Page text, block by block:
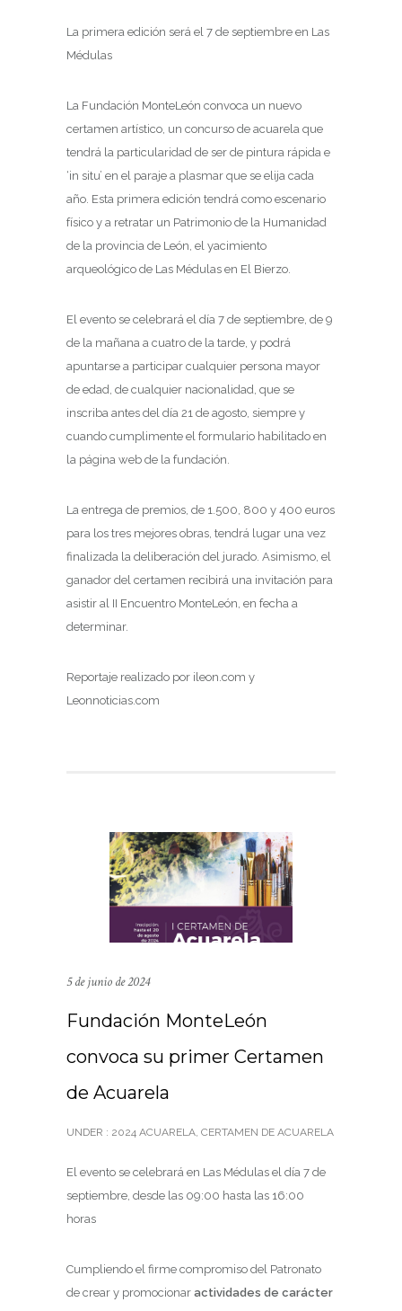
La primera edición será el 7 de septiembre en Las
Médulas
La Fundación MonteLeón convoca un nuevo
certamen artístico, un concurso de acuarela que
tendrá la particularidad de ser de pintura rápida e
‘in situ’ en el paraje a plasmar que se elija cada
año. Esta primera edición tendrá como escenario
físico y a retratar un Patrimonio de la Humanidad
de la provincia de León, el yacimiento
arqueológico de Las Médulas en El Bierzo.
El evento se celebrará el día 7 de septiembre, de 9
de la mañana a cuatro de la tarde, y podrá
apuntarse a participar cualquier persona mayor
de edad, de cualquier nacionalidad, que se
inscriba antes del día 21 de agosto, siempre y
cuando cumplimente el formulario habilitado en
la página web de la fundación.
La entrega de premios, de 1.500, 800 y 400 euros
para los tres mejores obras, tendrá lugar una vez
finalizada la deliberación del jurado. Asimismo, el
ganador del certamen recibirá una invitación para
asistir al II Encuentro MonteLeón, en fecha a
determinar.
Reportaje realizado por ileon.com y
Leonnoticias.com
5 de junio de 2024
Fundación MonteLeón
convoca su primer Certamen
de Acuarela
UNDER : 2024 ACUARELA, CERTAMEN DE ACUARELA
El evento se celebrará en Las Médulas el día 7 de
septiembre, desde las 09:00 hasta las 16:00
horas
Cumpliendo el firme compromiso del Patronato
de crear y promocionar actividades de carácter